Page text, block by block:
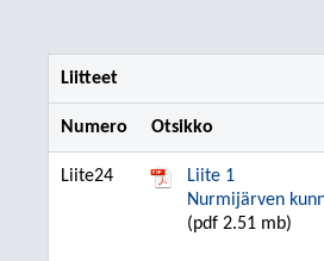
Liitteet
Numero Otsikko
Liite24
Liite 1
Nurmijärven
(pdf 2.51 mb)